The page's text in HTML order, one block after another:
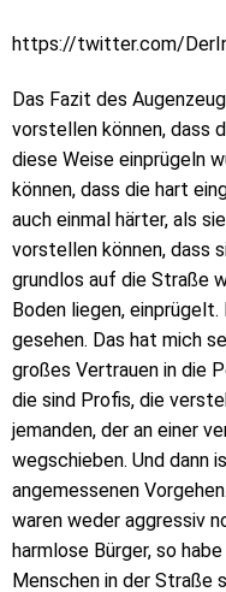
https://twitter.com/
Das Fazit des
vorstellen können, dass
diese Weise einprügeln
können, dass die hart
auch einmal härter, als
vorstellen können, dass
grundlos auf die Straße
Boden liegen,
gesehen. Das hat mich
großes Vertrauen in die
die sind Profis, die
jemanden, der an einer
wegschieben. Und dann
angemessenen
waren weder aggressiv
harmlose Bürger, so
Menschen in der Straße